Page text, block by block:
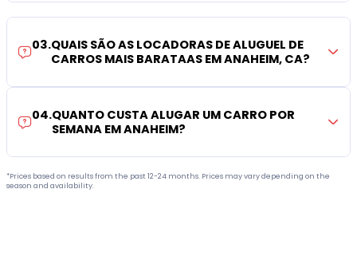
03.QUAIS SÃO AS LOCADORAS DE ALUGUEL DE
CARROS MAIS BARATAAS EM ANAHEIM, CA?
04.QUANTO CUSTA ALUGAR UM CARRO POR
SEMANA EM ANAHEIM?
*Prices based on results from the past 12-24 months. Prices may vary depending on the
season and availability.